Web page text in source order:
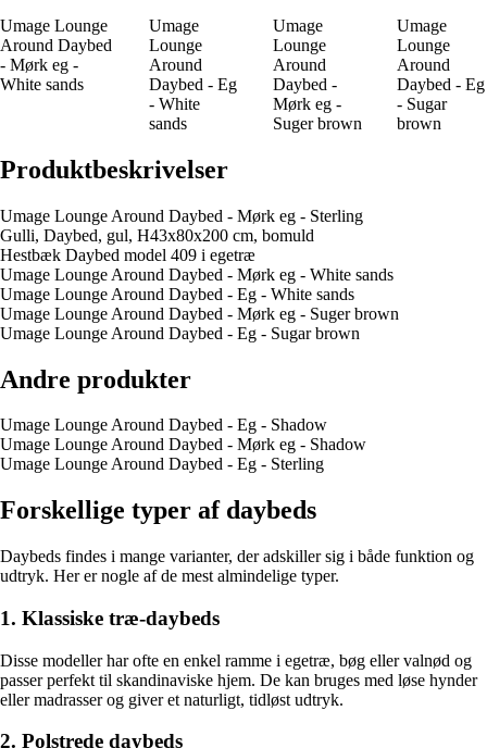
Umage Lounge
Around Daybed
- Mørk eg -
White sands
Umage
Lounge
Around
Daybed - Eg
- White
sands
Umage
Lounge
Around
Daybed -
Mørk eg -
Suger brown
Umage
Lounge
Around
Daybed - Eg
- Sugar
brown
Produktbeskrivelser
Umage Lounge Around Daybed - Mørk eg - Sterling
Gulli, Daybed, gul, H43x80x200 cm, bomuld
Hestbæk Daybed model 409 i egetræ
Umage Lounge Around Daybed - Mørk eg - White sands
Umage Lounge Around Daybed - Eg - White sands
Umage Lounge Around Daybed - Mørk eg - Suger brown
Umage Lounge Around Daybed - Eg - Sugar brown
Andre produkter
Umage Lounge Around Daybed - Eg - Shadow
Umage Lounge Around Daybed - Mørk eg - Shadow
Umage Lounge Around Daybed - Eg - Sterling
Forskellige typer af daybeds
Daybeds findes i mange varianter, der adskiller sig i både funktion og
udtryk. Her er nogle af de mest almindelige typer.
1. Klassiske træ-daybeds
Disse modeller har ofte en enkel ramme i egetræ, bøg eller valnød og
passer perfekt til skandinaviske hjem. De kan bruges med løse hynder
eller madrasser og giver et naturligt, tidløst udtryk.
2. Polstrede daybeds